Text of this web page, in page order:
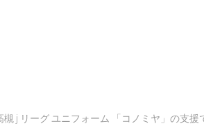
j リーグ ユニフォーム 「コノミヤ」の支援